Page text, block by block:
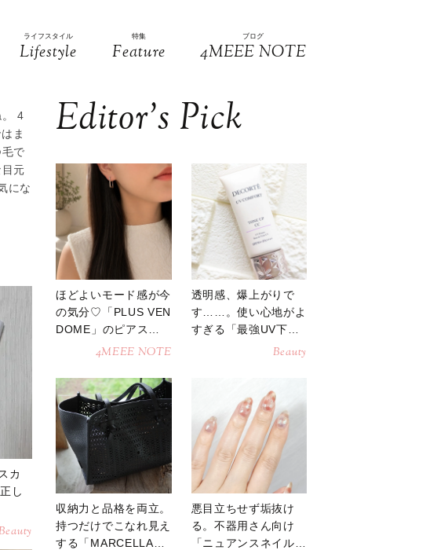
ライフスタイル
Lifestyle
特集
Feature
ブログ
4MEEE NOTE
。 4
ま
で
元
にな
カ
し
Editor’s Pick
ほどよいモード感が今
の気分♡「PLUS VEN
DOME」のピアスが
4MEEE NOTE
透明感、爆上がりで
す……。使い心地がよ
すぎる「最強UV下
Beauty
収納力と品格を両立。
持つだけでこなれ見え
する「MARCELLAト
悪目立ちせず垢抜け
る。不器用さん向け
「ニュアンスネイル」